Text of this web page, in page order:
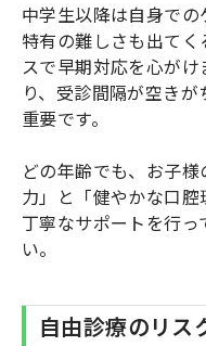
中学生以降は自身で
特有の難しさも出て
スで早期対応を心が
り、受診間隔が空き
重要です。
どの年齢でも、お子
力」と「健やかな口腔
丁寧なサポートを行
い。
自由診療のリス